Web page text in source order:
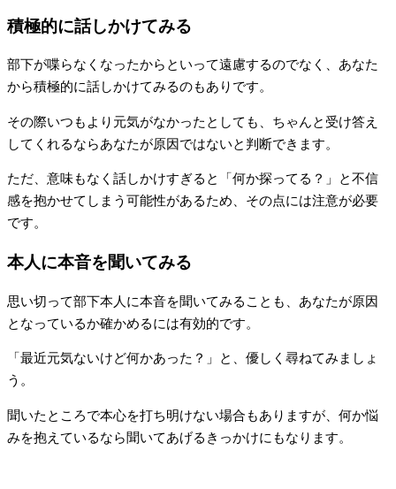
積極的に話しかけてみる
部下が喋らなくなったからといって遠慮するのでなく、あなた
から積極的に話しかけてみるのもありです。
その際いつもより元気がなかったとしても、ちゃんと受け答え
してくれるならあなたが原因ではないと判断できます。
ただ、意味もなく話しかけすぎると「何か探ってる？」と不信
感を抱かせてしまう可能性があるため、その点には注意が必要
です。
本人に本音を聞いてみる
思い切って部下本人に本音を聞いてみることも、あなたが原因
となっているか確かめるには有効的です。
「最近元気ないけど何かあった？」と、優しく尋ねてみましょ
う。
聞いたところで本心を打ち明けない場合もありますが、何か悩
みを抱えているなら聞いてあげるきっかけにもなります。